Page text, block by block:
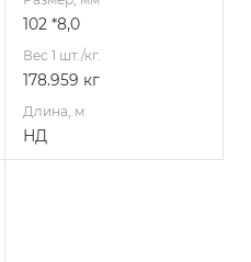
102 *8,0
Вес 1 шт./кг.
178.959 кг
Длина, м
НД